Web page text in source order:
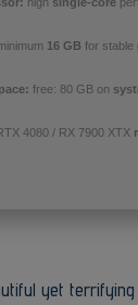
16 GB for stable
free: 80 GB on
4080 / RX 7900 XTX
yet